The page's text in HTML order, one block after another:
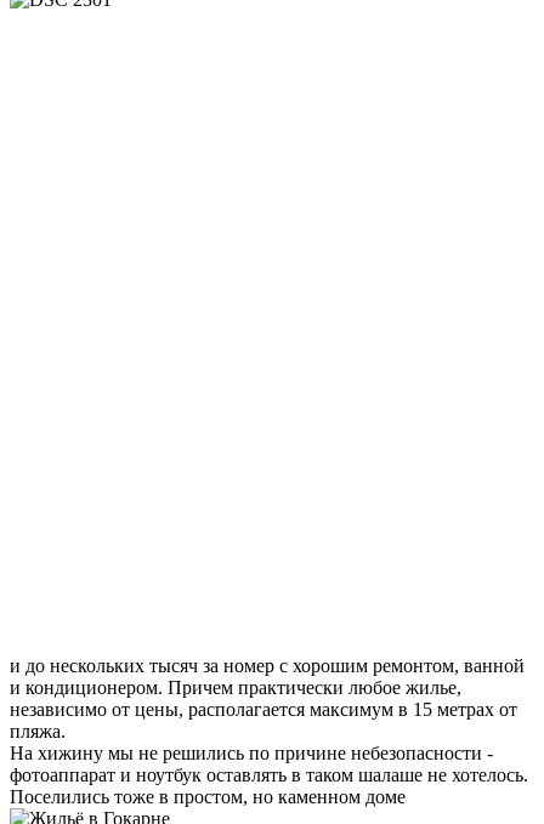
и до нескольких тысяч за номер с хорошим ремонтом, ванной
и кондиционером. Причем практически любое жилье,
независимо от цены, располагается максимум в 15 метрах от
пляжа.
На хижину мы не решились по причине небезопасности -
фотоаппарат и ноутбук оставлять в таком шалаше не хотелось.
Поселились тоже в простом, но каменном доме